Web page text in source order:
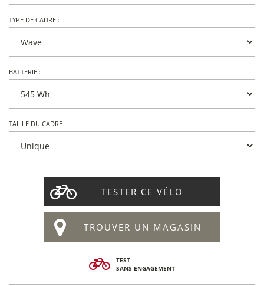
TYPE DE CADRE :
BATTERIE :
TAILLE DU CADRE :
TESTER CE VÉLO
TROUVER UN MAGASIN
TEST
SANS ENGAGEMENT